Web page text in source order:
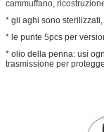
cammuffano,
* gli aghi sono
* le punte 5pcs per
* olio della penna: usi
trasmissione per